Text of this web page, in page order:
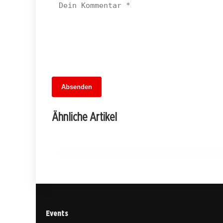
Absenden
Ähnliche Artikel
13. Juni 2026
Im Schatten der Großküche: Kreuzberger
Events